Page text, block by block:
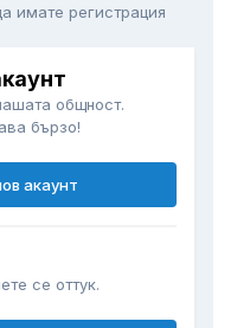
имате регистрация
общност.
бързо!
акаунт
се оттук.